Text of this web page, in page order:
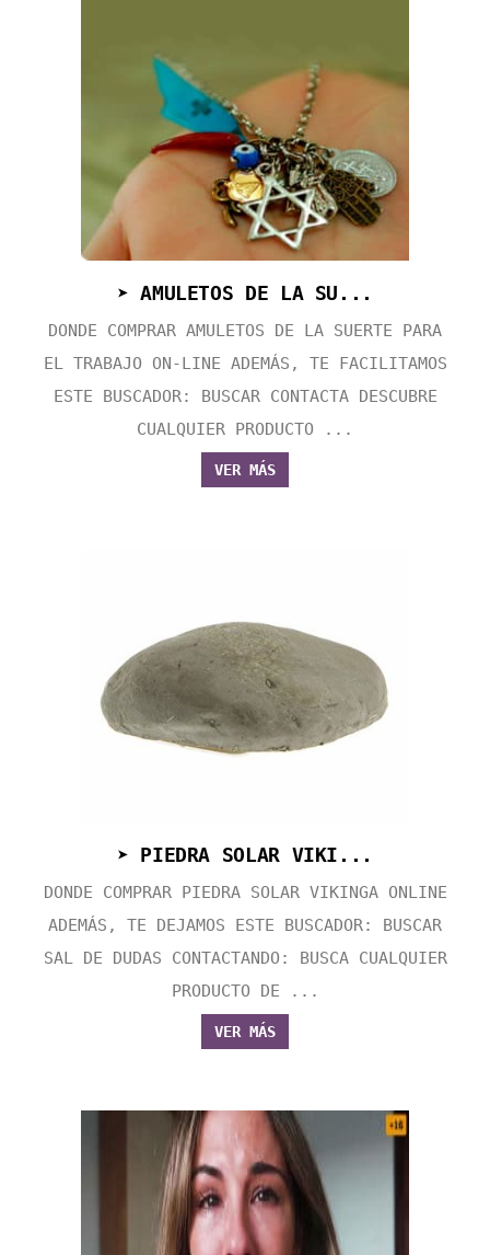
➤ AMULETOS DE LA SU...
DONDE COMPRAR AMULETOS DE LA SUERTE PARA
EL TRABAJO ON-LINE ADEMÁS, TE FACILITAMOS
ESTE BUSCADOR: BUSCAR CONTACTA DESCUBRE
CUALQUIER PRODUCTO ...
VER MÁS
➤ PIEDRA SOLAR VIKI...
DONDE COMPRAR PIEDRA SOLAR VIKINGA ONLINE
ADEMÁS, TE DEJAMOS ESTE BUSCADOR: BUSCAR
SAL DE DUDAS CONTACTANDO: BUSCA CUALQUIER
PRODUCTO DE ...
VER MÁS